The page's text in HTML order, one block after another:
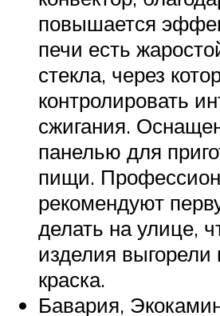
повышается
печи есть
стекла, через
контролировать
сжигания.
панелью для
пищи.
рекомендуют
делать на улице,
изделия выгорели
краска.
Бавария,